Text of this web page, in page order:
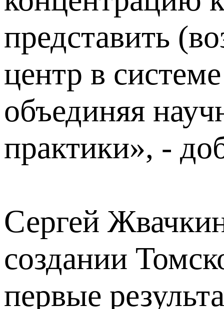
представить
центр в
объединяя
практики», -
Сергей
создании
первые